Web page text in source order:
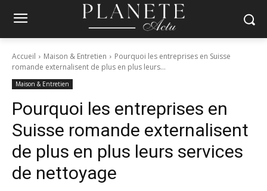
Accueil Maison & Entretien
Pourquoi les entreprises en Suisse
romande externalisent de plus en plus leurs...
Maison & Entretien
Pourquoi les entreprises en
Suisse romande externalisent
de plus en plus leurs services
de nettoyage